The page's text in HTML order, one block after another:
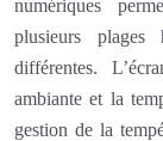
numériques
plusieurs plages
différentes.
ambiante et la
gestion de la